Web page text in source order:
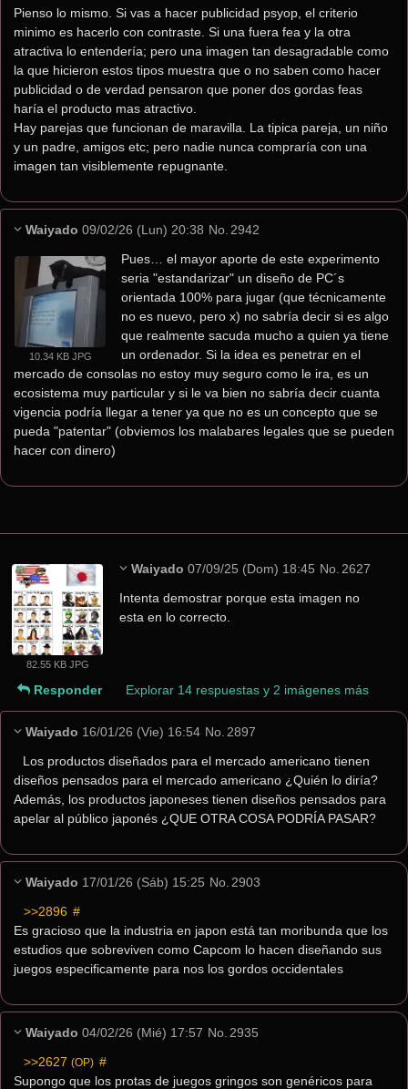
Pienso lo mismo. Si vas a hacer publicidad psyop, el criterio
minimo es hacerlo con contraste. Si una fuera fea y la otra
atractiva lo entendería; pero una imagen tan desagradable como
la que hicieron estos tipos muestra que o no saben como hacer
publicidad o de verdad pensaron que poner dos gordas feas
haría el producto mas atractivo.
Hay parejas que funcionan de maravilla. La tipica pareja, un niño
y un padre, amigos etc; pero nadie nunca compraría con una
imagen tan visiblemente repugnante.
Waiyado 09/02/26 (Lun) 20:38 No. 2942
10.34 KB JPG
Pues… el mayor aporte de este experimento
seria "estandarizar" un diseño de PC´s
orientada 100% para jugar (que técnicamente
no es nuevo, pero x) no sabría decir si es algo
que realmente sacuda mucho a quien ya tiene
un ordenador. Si la idea es penetrar en el
mercado de consolas no estoy muy seguro como le ira, es un
ecosistema muy particular y si le va bien no sabría decir cuanta
vigencia podría llegar a tener ya que no es un concepto que se
pueda "patentar" (obviemos los malabares legales que se pueden
hacer con dinero)
82.55 KB JPG
Waiyado 07/09/25 (Dom) 18:45 No. 2627
Intenta demostrar porque esta imagen no
esta en lo correcto.
Responder Explorar 14 respuestas y 2 imágenes más
Waiyado 16/01/26 (Vie) 16:54 No. 2897
Los productos diseñados para el mercado americano tienen
diseños pensados para el mercado americano ¿Quién lo diría?
Además, los productos japoneses tienen diseños pensados para
apelar al público japonés ¿QUE OTRA COSA PODRÍA PASAR?
Waiyado 17/01/26 (Sáb) 15:25 No. 2903
>>2896 #
Es gracioso que la industria en japon está tan moribunda que los
estudios que sobreviven como Capcom lo hacen diseñando sus
juegos especificamente para nos los gordos occidentales
Waiyado 04/02/26 (Mié) 17:57 No. 2935
>>2627 (OP) #
Supongo que los protas de juegos gringos son genéricos para